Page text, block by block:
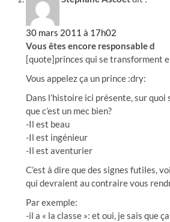
30 mars 2011 à 17h02
Vous êtes encore responsable d
[quote]princes qui se transforment
Vous appelez ça un prince :dry:
Dans l’histoire ici présente, sur
que c’est un mec bien?
-Il est beau
-Il est ingénieur
-Il est aventurier
C’est à dire que des signes futiles,
qui devraient au contraire vous
Par exemple:
-il a « la classe »: et oui, je sais que